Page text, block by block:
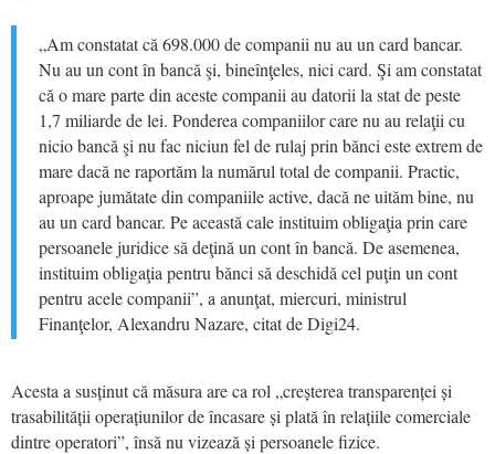
„Am constatat că 698.000 de companii nu au un card bancar.
Nu au un cont în bancă şi, bineînţeles, nici card. Şi am constatat
că o mare parte din aceste companii au datorii la stat de peste
1,7 miliarde de lei. Ponderea companiilor care nu au relaţii cu
nicio bancă şi nu fac niciun fel de rulaj prin bănci este extrem de
mare dacă ne raportăm la numărul total de companii. Practic,
aproape jumătate din companiile active, dacă ne uităm bine, nu
au un card bancar. Pe această cale instituim obligaţia prin care
persoanele juridice să deţină un cont în bancă. De asemenea,
instituim obligaţia pentru bănci să deschidă cel puţin un cont
pentru acele companii”, a anunţat, miercuri, ministrul
Finanţelor, Alexandru Nazare, citat de Digi24.
Acesta a susținut că măsura are ca rol „creșterea transparenței și
trasabilității operațiunilor de încasare și plată în relațiile comerciale
dintre operatori”, însă nu vizează și persoanele fizice.